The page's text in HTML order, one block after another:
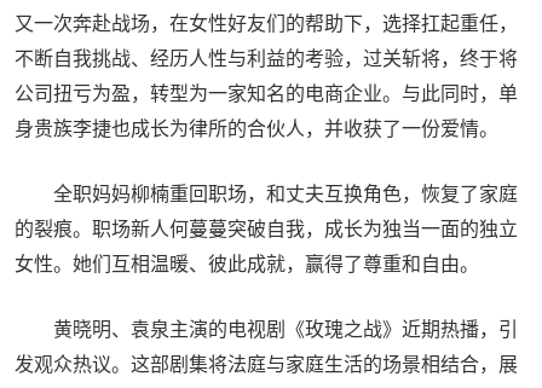
又一次奔赴战场，在女性好友们的帮助下，选择扛起重任，
不断自我挑战、经历人性与利益的考验，过关斩将，终于将
公司扭亏为盈，转型为一家知名的电商企业。与此同时，单
身贵族李捷也成长为律所的合伙人，并收获了一份爱情。
全职妈妈柳楠重回职场，和丈夫互换角色，恢复了家庭
的裂痕。职场新人何蔓蔓突破自我，成长为独当一面的独立
女性。她们互相温暖、彼此成就，赢得了尊重和自由。
黄晓明、袁泉主演的电视剧《玫瑰之战》近期热播，引
发观众热议。这部剧集将法庭与家庭生活的场景相结合，展